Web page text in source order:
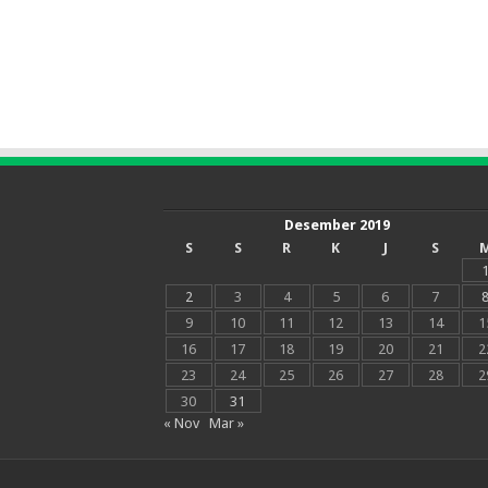
Desember 2019
S
S R K J S
1
2
3 4 5 6 7
8
9
10 11 12 13 14
16
17 18 19 20 21
23
24 25 26 27 28
30
31
« Nov
Mar »